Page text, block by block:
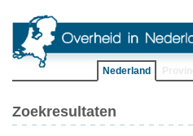
Nederland
Zoekresultaten